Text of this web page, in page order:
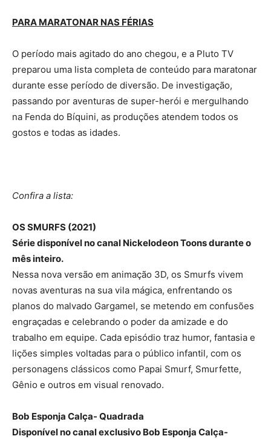
PARA MARATONAR NAS FÉRIAS
O período mais agitado do ano chegou, e a Pluto TV
preparou uma lista completa de conteúdo para maratonar
durante esse período de diversão. De investigação,
passando por aventuras de super-herói e mergulhando
na Fenda do Bíquini, as produções atendem todos os
gostos e todas as idades.
Confira a lista:
OS SMURFS (2021)
Série disponível no canal Nickelodeon Toons durante o
mês inteiro.
Nessa nova versão em animação 3D, os Smurfs vivem
novas aventuras na sua vila mágica, enfrentando os
planos do malvado Gargamel, se metendo em confusões
engraçadas e celebrando o poder da amizade e do
trabalho em equipe. Cada episódio traz humor, fantasia e
lições simples voltadas para o público infantil, com os
personagens clássicos como Papai Smurf, Smurfette,
Gênio e outros em visual renovado.
Bob Esponja Calça- Quadrada
Disponível no canal exclusivo Bob Esponja Calça-